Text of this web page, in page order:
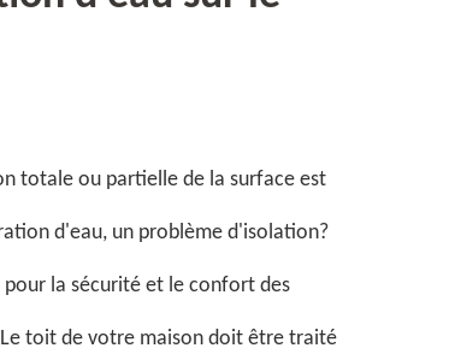
totale ou partielle de la surface est
d'eau, un problème d'isolation?
la sécurité et le confort des
toit de votre maison doit être traité